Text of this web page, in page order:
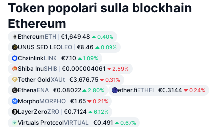
Token popolari sulla blockhain
Ethereum
EthereumETH €1,649.48 0.40%
UNUS SED LEOLEO €8.46 0.09%
ChainlinkLINK €7.10 1.09%
Shiba InuSHIB €0.000004061 2.59%
Tether GoldXAUt €3,676.75 0.31%
EthenaENA €0.08022 2.80% ether.fiETHFI €0.3144 0.24%
MorphoMORPHO €1.65 0.21%
LayerZeroZRO €0.7124 6.12%
Virtuals ProtocolVIRTUAL €0.491 0.67%